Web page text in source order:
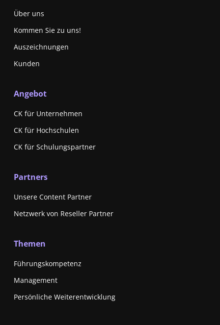
Über uns
Kommen Sie zu uns!
Auszeichnungen
Kunden
Angebot
CK für Unternehmen
CK für Hochschulen
CK für Schulungspartner
Partners
Unsere Content Partner
Netzwerk von Reseller Partner
Themen
Führungskompetenz
Management
Persönliche Weiterentwicklung